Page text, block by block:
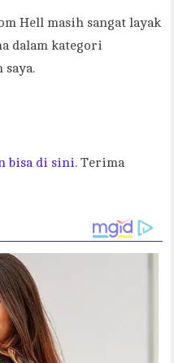
Hell masih sangat layak
dalam kategori
saya.
bisa di sini. Terima